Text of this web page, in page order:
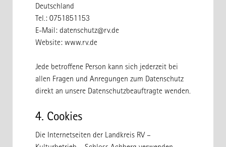
Deutschland
Tel.: 0751851153
E-Mail: datenschutz@rv.de
Website: www.rv.de
Jede betroffene Person kann sich jederzeit bei
allen Fragen und Anregungen zum Datenschutz
direkt an unsere Datenschutzbeauftragte wenden.
4. Cookies
Die Internetseiten der Landkreis RV –